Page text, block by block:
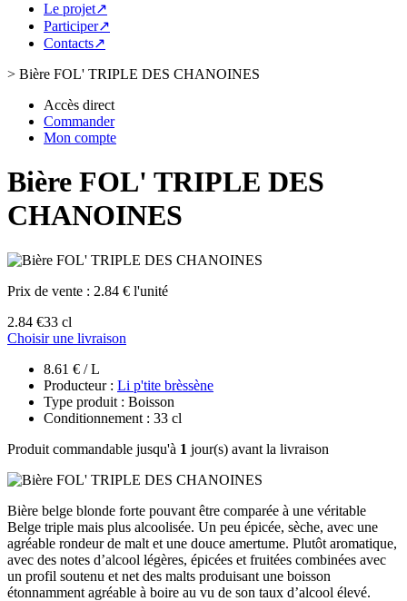
Le projet↗
Participer↗
Contacts↗
> Bière FOL' TRIPLE DES CHANOINES
Accès direct
Commander
Mon compte
Bière FOL' TRIPLE DES
CHANOINES
Prix de vente : 2.84 € l'unité
2.84 €33 cl
Choisir une livraison
8.61 € / L
Producteur : Li p'tite brèssène
Type produit : Boisson
Conditionnement : 33 cl
Produit commandable jusqu'à 1 jour(s) avant la livraison
Bière belge blonde forte pouvant être comparée à une véritable
Belge triple mais plus alcoolisée. Un peu épicée, sèche, avec une
agréable rondeur de malt et une douce amertume. Plutôt aromatique,
avec des notes d’alcool légères, épicées et fruitées combinées avec
un profil soutenu et net des malts produisant une boisson
étonnamment agréable à boire au vu de son taux d’alcool élevé.